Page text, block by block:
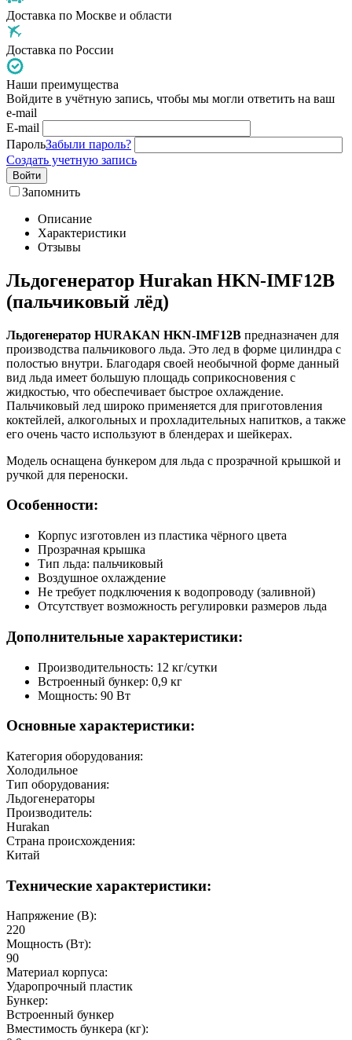
Доставка по Москве и области
Доставка по России
Наши преимущества
Войдите в учётную запись, чтобы мы могли ответить на ваш
e-mail
E-mail
ПарольЗабыли пароль?
Создать учетную запись
Войти
Запомнить
Описание
Характеристики
Отзывы
Льдогенератор Hurakan HKN-IMF12B
(пальчиковый лёд)
Льдогенератор HURAKAN HKN-IMF12B предназначен для
производства пальчикового льда. Это лед в форме цилиндра с
полостью внутри. Благодаря своей необычной форме данный
вид льда имеет большую площадь соприкосновения с
жидкостью, что обеспечивает быстрое охлаждение.
Пальчиковый лед широко применяется для приготовления
коктейлей, алкогольных и прохладительных напитков, а также
его очень часто используют в блендерах и шейкерах.
Модель оснащена бункером для льда с прозрачной крышкой и
ручкой для переноски.
Особенности:
Корпус изготовлен из пластика чёрного цвета
Прозрачная крышка
Тип льда: пальчиковый
Воздушное охлаждение
Не требует подключения к водопроводу (заливной)
Отсутствует возможность регулировки размеров льда
Дополнительные характеристики:
Производительность: 12 кг/сутки
Встроенный бункер: 0,9 кг
Мощность: 90 Вт
Основные характеристики:
Категория оборудования:
Холодильное
Тип оборудования:
Льдогенераторы
Производитель:
Hurakan
Страна происхождения:
Китай
Технические характеристики:
Напряжение (В):
220
Мощность (Вт):
90
Материал корпуса:
Ударопрочный пластик
Бункер:
Встроенный бункер
Вместимость бункера (кг):